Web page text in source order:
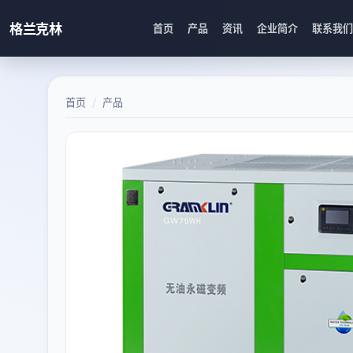
格兰克林 首页 产品 资讯 企业简介 联系我们
首页 产品